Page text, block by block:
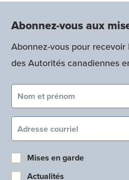
Abonnez-vous aux
Abonnez-vous pour
des Autorités canadiennes
Nom et prénom (obligatoire)
Courriel (obligatoire)
Mises en garde
Actualités